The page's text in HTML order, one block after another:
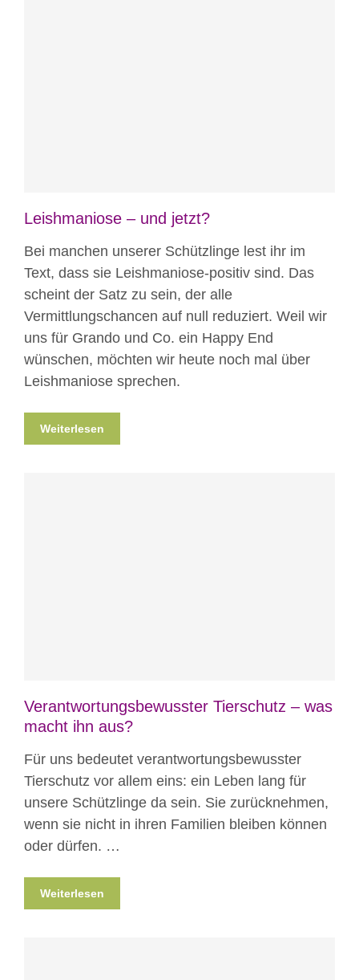
Leishmaniose – und jetzt?
Bei manchen unserer Schützlinge lest ihr im
Text, dass sie Leishmaniose-positiv sind. Das
scheint der Satz zu sein, der alle
Vermittlungschancen auf null reduziert. Weil wir
uns für Grando und Co. ein Happy End
wünschen, möchten wir heute noch mal über
Leishmaniose sprechen.
Weiterlesen
Verantwortungsbewusster Tierschutz – was
macht ihn aus?
Für uns bedeutet verantwortungsbewusster
Tierschutz vor allem eins: ein Leben lang für
unsere Schützlinge da sein. Sie zurücknehmen,
wenn sie nicht in ihren Familien bleiben können
oder dürfen. …
Weiterlesen